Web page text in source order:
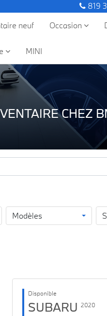
819
neuf Occasion
MINI
CHEZ
Modèles
Disponible
SUBARU 2020